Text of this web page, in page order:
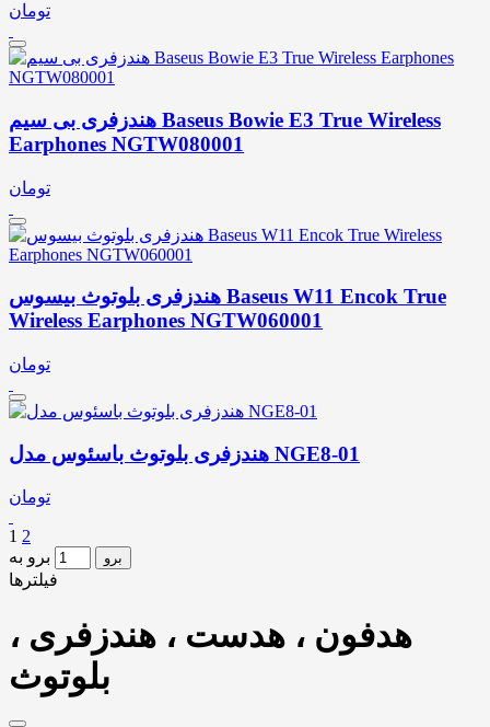
تومان
هندزفری بی سیم Baseus Bowie E3 True Wireless
Earphones NGTW080001
تومان
هندزفری بلوتوث بیسوس Baseus W11 Encok True
Wireless Earphones NGTW060001
تومان
هندزفری بلوتوث باسئوس مدل NGE8-01
تومان
1 2
برو به
برو
فیلترها
هدفون ، هدست ، هندزفری ،
بلوتوث